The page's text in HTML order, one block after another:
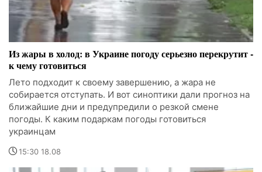
Из жары в холод: в Украине погоду серьезно перекрутит -
к чему готовиться
Лето подходит к своему завершению, а жара не
собирается отступать. И вот синоптики дали прогноз на
ближайшие дни и предупредили о резкой смене
погоды. К каким подаркам погоды готовиться
украинцам
15:30 18.08